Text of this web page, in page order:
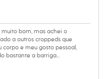
bom, mas achei o
a outros croppeds que
e meu gosto pessoal,
bastante a barriga...